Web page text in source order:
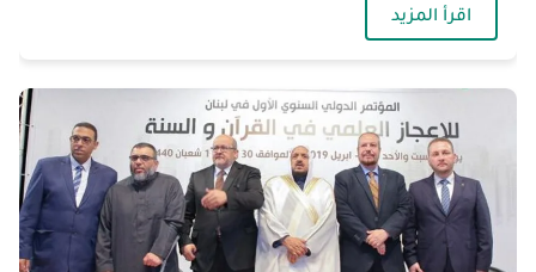
اقرأ المزيد